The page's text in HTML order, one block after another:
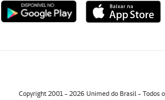
Copyright 2001 - 2026 Unimed do Brasil - Todos